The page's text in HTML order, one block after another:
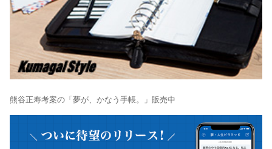
熊谷正寿考案の「夢が、かなう手帳。」販売中